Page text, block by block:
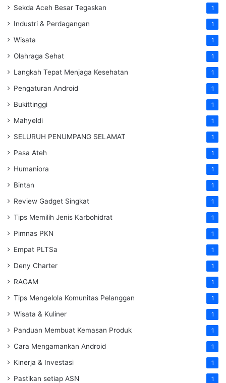
Sekda Aceh Besar Tegaskan 1
Industri & Perdagangan 1
Wisata 1
Olahraga Sehat 1
Langkah Tepat Menjaga Kesehatan 1
Pengaturan Android 1
Bukittinggi 1
Mahyeldi 1
SELURUH PENUMPANG SELAMAT 1
Pasa Ateh 1
Humaniora 1
Bintan 1
Review Gadget Singkat 1
Tips Memilih Jenis Karbohidrat 1
Pimnas PKN 1
Empat PLTSa 1
Deny Charter 1
RAGAM 1
Tips Mengelola Komunitas Pelanggan 1
Wisata & Kuliner 1
Panduan Membuat Kemasan Produk 1
Cara Mengamankan Android 1
Kinerja & Investasi 1
Pastikan setiap ASN 1